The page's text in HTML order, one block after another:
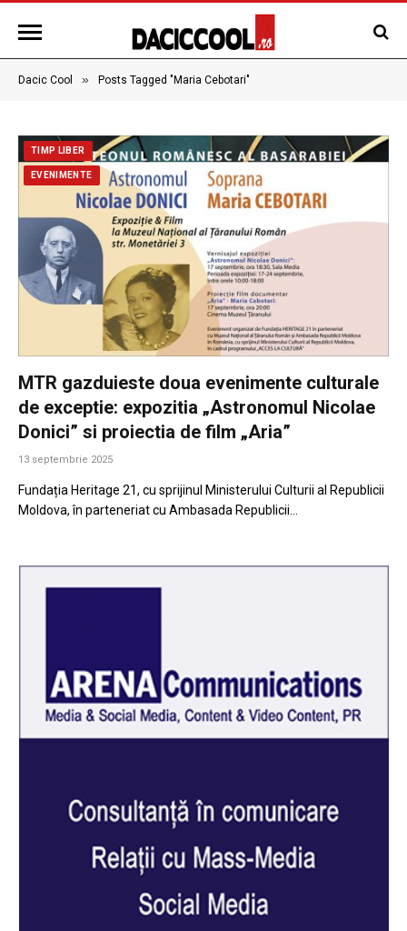
Dacic Cool » Posts Tagged "Maria Cebotari"
TIMP LIBER
EVENIMENTE
MTR gazduieste doua evenimente culturale
de exceptie: expozitia „Astronomul Nicolae
Donici” si proiectia de film „Aria”
13 septembrie 2025
Fundația Heritage 21, cu sprijinul Ministerului Culturii al Republicii
Moldova, în parteneriat cu Ambasada Republicii…